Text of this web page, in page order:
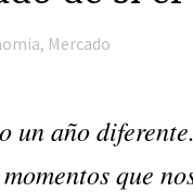
, Mercado
un año
que